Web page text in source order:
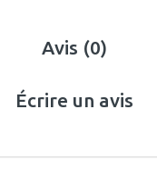
Avis (0)
Écrire un avis